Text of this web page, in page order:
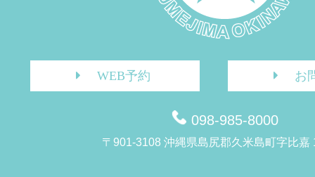
WEB予約 お
098-985-8000
〒901-3108 沖縄県島尻郡久米島町字比嘉